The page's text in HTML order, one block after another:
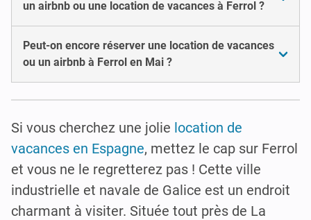
un airbnb ou une location de vacances à Ferrol ?
Peut-on encore réserver une location de vacances
ou un airbnb à Ferrol en Mai ?
Si vous cherchez une jolie location de
vacances en Espagne, mettez le cap sur Ferrol
et vous ne le regretterez pas ! Cette ville
industrielle et navale de Galice est un endroit
charmant à visiter. Située tout près de La